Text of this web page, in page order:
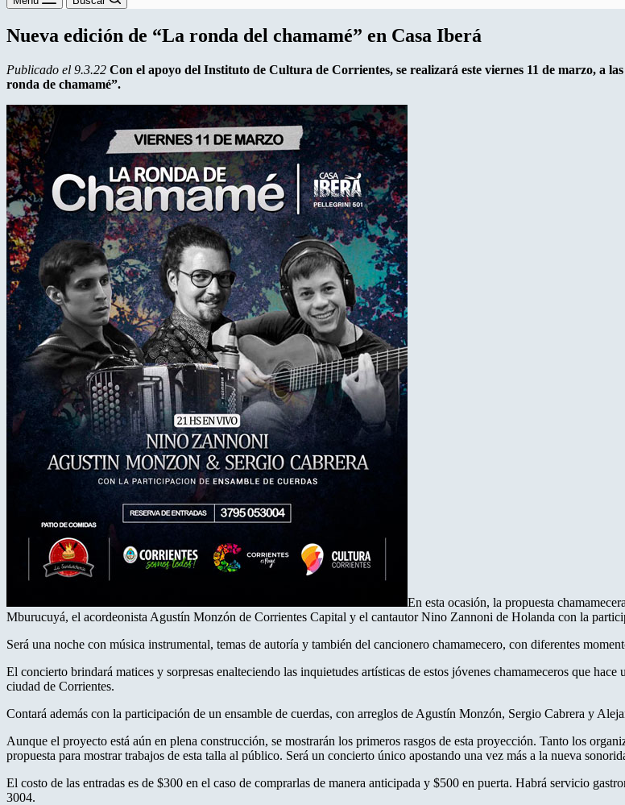
Nueva edición de “La ronda del chamamé” en Casa Iberá
Publicado el 9.3.22 Con el apoyo del Instituto de Cultura de Corrientes, se realizará este viernes 11 de marzo, a
ronda de chamamé”.
En esta ocasión, la propuesta
Mburucuyá, el acordeonista Agustín Monzón de Corrientes Capital y el cantautor Nino Zannoni de Holanda con la
Será una noche con música instrumental, temas de autoría y también del cancionero chamamecero, con diferentes
El concierto brindará matices y sorpresas enalteciendo las inquietudes artísticas de estos jóvenes chamameceros que
ciudad de Corrientes.
Contará además con la participación de un ensamble de cuerdas, con arreglos de Agustín Monzón, Sergio Cabrera y
Aunque el proyecto está aún en plena construcción, se mostrarán los primeros rasgos de esta proyección. Tanto los
propuesta para mostrar trabajos de esta talla al público. Será un concierto único apostando una vez más a la nueva
El costo de las entradas es de $300 en el caso de comprarlas de manera anticipada y $500 en puerta. Habrá servicio
3004.